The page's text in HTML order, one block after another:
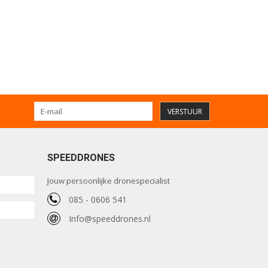
VERSTUUR
SPEEDDRONES
Jouw persoonlijke dronespecialist
085 - 0606 541
Info@speeddrones.nl